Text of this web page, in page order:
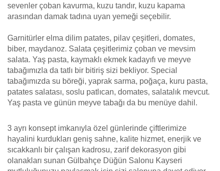
sevenler çoban kavurma, kuzu tandır, kuzu kapama
arasından damak tadına uyan yemeği seçebilir.
Garnitürler elma dilim patates, pilav çeşitleri, domates,
biber, maydanoz. Salata çeşitlerimiz çoban ve mevsim
salata. Yaş pasta, kaymaklı ekmek kadayıfı ve meyve
tabağımızla da tatlı bir bitiriş sizi bekliyor. Special
tabağımızda su böreği, yaprak sarma, poğaça, kuru pasta,
patates salatası, soslu patlıcan, domates, salatalık mevcut.
Yaş pasta ve günün meyve tabağı da bu menüye dahil.
3 ayrı konsept imkanıyla özel günlerinde çiftlerimize
hayalini kurdukları geniş sahne, kalite hizmet, enerjik ve
sıcakkanlı bir çalışan kadrosu, zarif dekorasyon gibi
olanakları sunan Gülbahçe Düğün Salonu Kayseri